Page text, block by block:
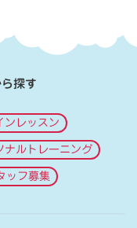
探す
ンレッスン
ナルトレーニング
ッフ募集